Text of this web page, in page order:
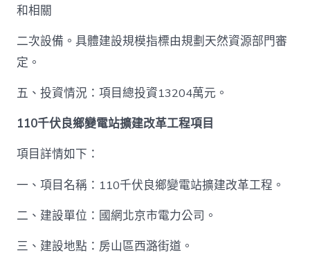
和相關
二次設備。具體建設規模指標由規劃天然資源部門審
定。
五、投資情況：項目總投資13204萬元。
110千伏良鄉變電站擴建改革工程項目
項目詳情如下：
一、項目名稱：110千伏良鄉變電站擴建改革工程。
二、建設單位：國網北京市電力公司。
三、建設地點：房山區西潞街道。